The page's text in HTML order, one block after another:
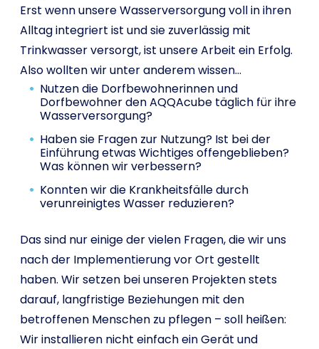
Erst wenn unsere Wasserversorgung voll in ihren
Alltag integriert ist und sie zuverlässig mit
Trinkwasser versorgt, ist unsere Arbeit ein Erfolg.
Also wollten wir unter anderem wissen…
Nutzen die Dorfbewohnerinnen und
Dorfbewohner den AQQAcube täglich für ihre
Wasserversorgung?
Haben sie Fragen zur Nutzung? Ist bei der
Einführung etwas Wichtiges offengeblieben?
Was können wir verbessern?
Konnten wir die Krankheitsfälle durch
verunreinigtes Wasser reduzieren?
Das sind nur einige der vielen Fragen, die wir uns
nach der Implementierung vor Ort gestellt
haben. Wir setzen bei unseren Projekten stets
darauf, langfristige Beziehungen mit den
betroffenen Menschen zu pflegen – soll heißen:
Wir installieren nicht einfach ein Gerät und